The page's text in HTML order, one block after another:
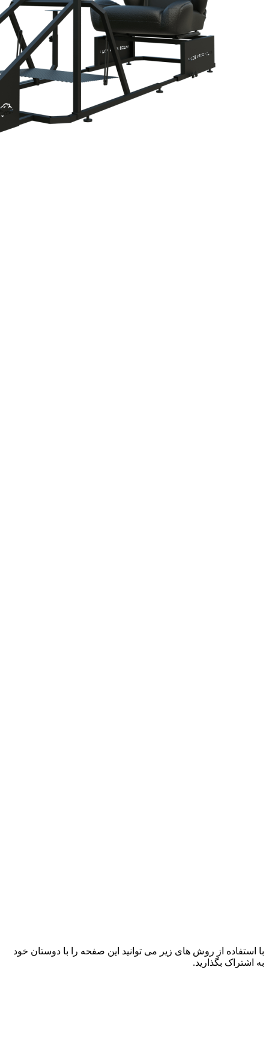
با استفاده از روش های زیر می توانید این صفحه را با دوستان خود
به اشتراک بگذارید.